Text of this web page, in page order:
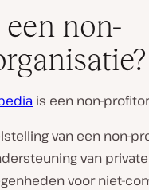
non-
is een non-
van een non-
van
voor niet-